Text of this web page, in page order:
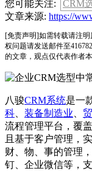
您可能关注:
CRM
文章来源: https://
[免责声明]如需转载请注
权问题请发送邮件至
的文章，观点仅代表作者
八骏CRM系统是一
科、 装备制造业、
流程管理平台，覆
且基于客户管理，
财、物、事的管理
钉、企业微信等，